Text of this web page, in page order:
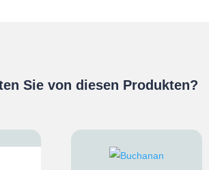
Sie von diesen Produkten?